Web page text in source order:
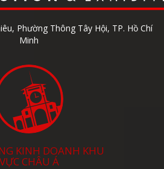
Phường Thông Tây Hội, TP. Hồ Chí
Minh
KINH DOANH KHU
VỰC CHÂU Á